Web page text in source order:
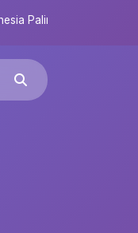
Paling Ditunggu 2026: